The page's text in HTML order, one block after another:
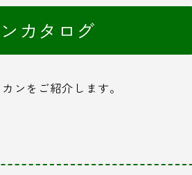
カタログ
ンをご紹介します。